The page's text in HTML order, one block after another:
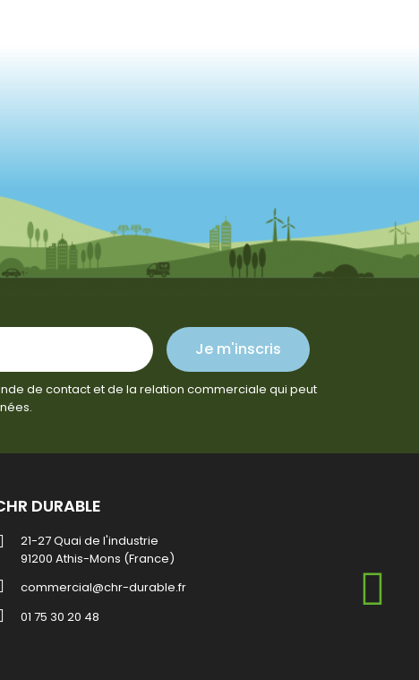
Je m'inscris
de contact et de la relation commerciale qui peut
DURABLE
21-27 Quai de l'industrie
91200 Athis-Mons (France)
commercial@chr-durable.fr
01 75 30 20 48